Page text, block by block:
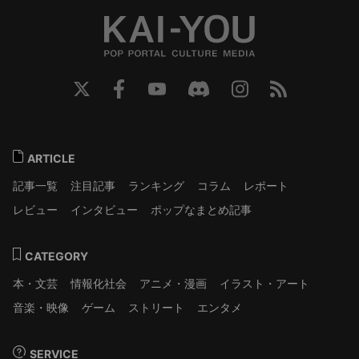
ARTICLE
記事一覧
注目記事 ランキング コラム
レポート
レビュー
インタビュー ポップなまとめ記事
CATEGORY
本・文芸
情報化社会 アニメ・漫画
イラスト・アート
音楽・映像
ゲーム ストリート エンタメ
SERVICE